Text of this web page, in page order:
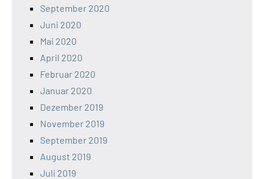
September 2020
Juni 2020
Mai 2020
April 2020
Februar 2020
Januar 2020
Dezember 2019
November 2019
September 2019
August 2019
Juli 2019